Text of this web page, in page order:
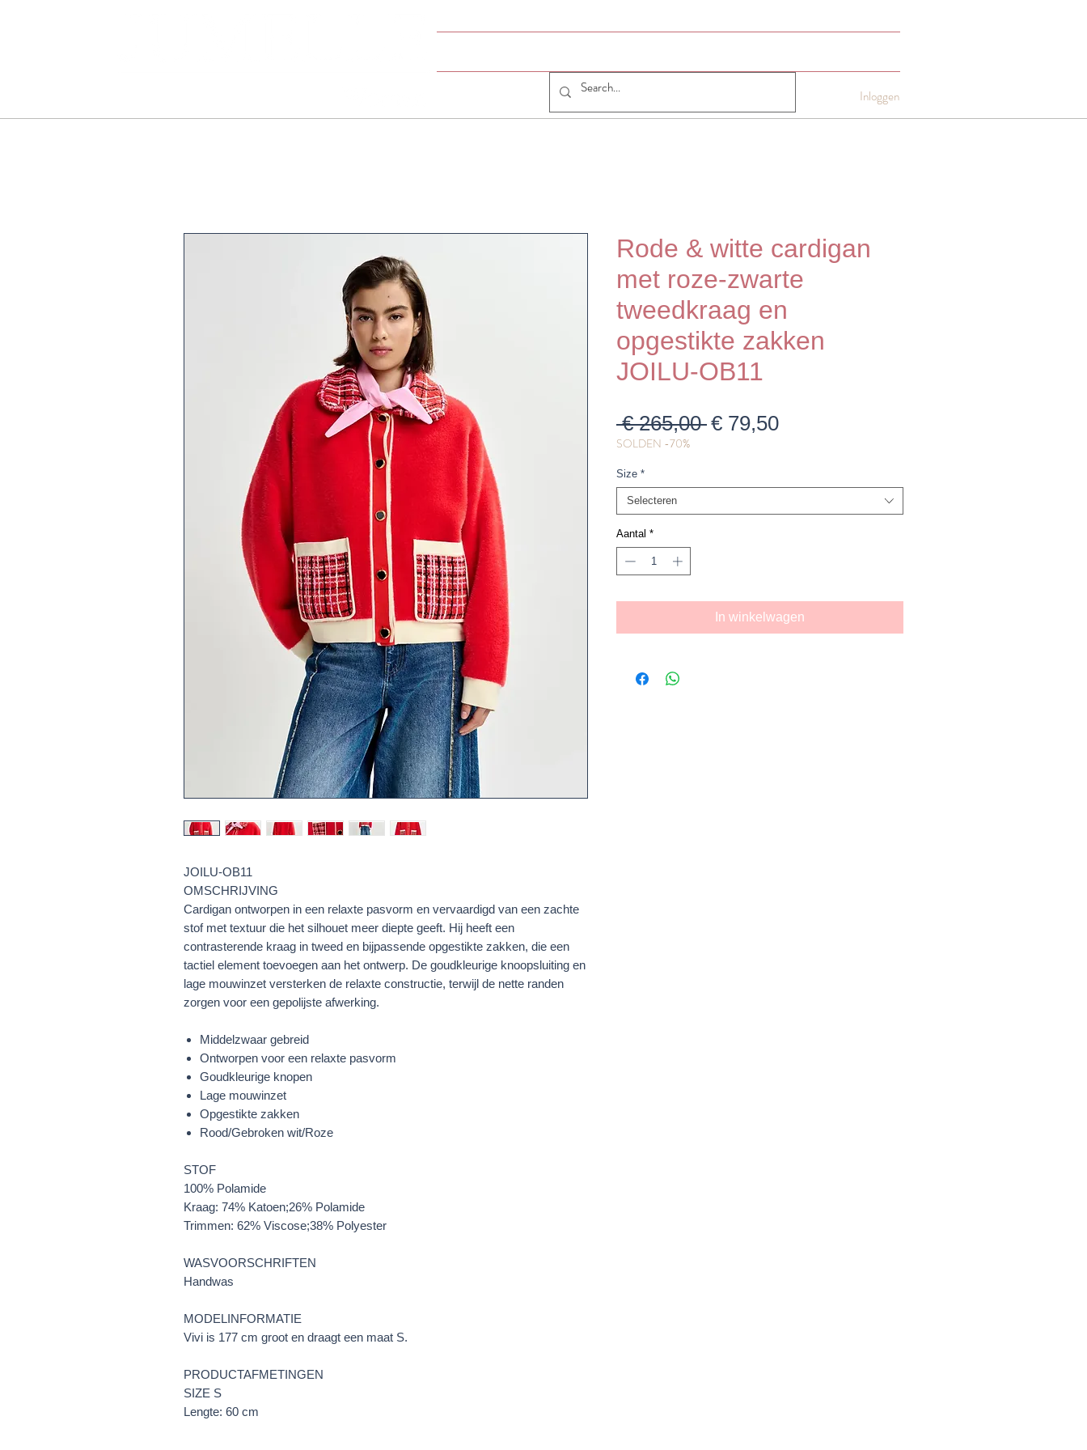
Inloggen
JOILU-OB11
OMSCHRIJVING
Cardigan ontworpen in een relaxte pasvorm en vervaardigd van een zachte
stof met textuur die het silhouet meer diepte geeft. Hij heeft een
contrasterende kraag in tweed en bijpassende opgestikte zakken, die een
tactiel element toevoegen aan het ontwerp. De goudkleurige knoopsluiting en
lage mouwinzet versterken de relaxte constructie, terwijl de nette randen
zorgen voor een gepolijste afwerking.
Middelzwaar gebreid
Ontworpen voor een relaxte pasvorm
Goudkleurige knopen
Lage mouwinzet
Opgestikte zakken
Rood/Gebroken wit/Roze
STOF
100% Polamide
Kraag: 74% Katoen;26% Polamide
Trimmen: 62% Viscose;38% Polyester
WASVOORSCHRIFTEN
Handwas
MODELINFORMATIE
Vivi is 177 cm groot en draagt een maat S.
PRODUCTAFMETINGEN
SIZE S
Lengte: 60 cm
Rode & witte cardigan
met roze-zwarte
tweedkraag en
opgestikte zakken
JOILU-OB11
€ 265,00 Normale
€ 79,50Verkoopprijs
SOLDEN -70%
Size *
Selecteren
Aantal *
In winkelwagen